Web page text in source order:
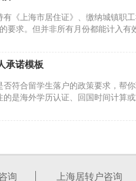
《上海市居住证》、缴纳城镇职
要求。但并非所有月份都能计入有
承诺模板
符合留学生落户的政策要求，帮
是海外学历认证、回国时间计算
人员、有雇工的个体工商户业主
询 上海居转户咨询